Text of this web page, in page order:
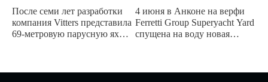
VITTERS ВЫШЕЛ В
СВЕТ
После семи лет разработки
компания Vitters представила
69-метровую парусную яхту
PROJECT
THUNDERBALL
4 июня в Анконе на верфи
Ferretti Group Superyacht Yard
спущена на воду новая